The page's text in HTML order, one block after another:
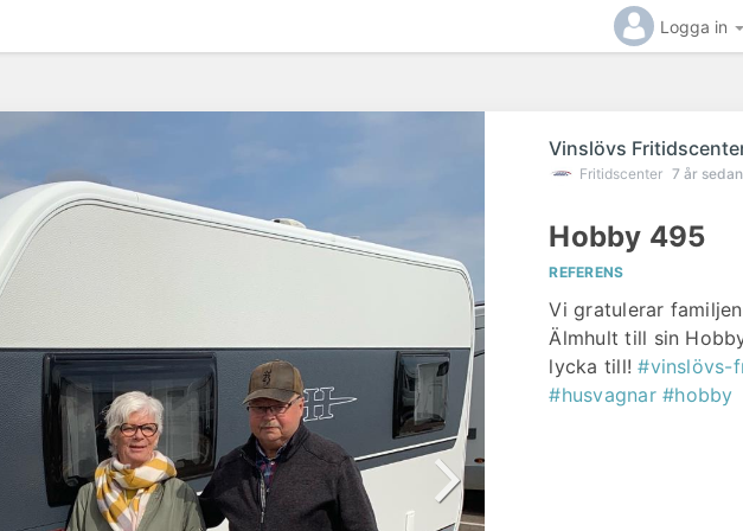
Logga in
Vinslövs
Fritidscenter 7 år sedan
Hobby 495
REFERENS
Vi gratulerar
Älmhult till sin
lycka till!#vinslövs-
#husvagnar #hobby